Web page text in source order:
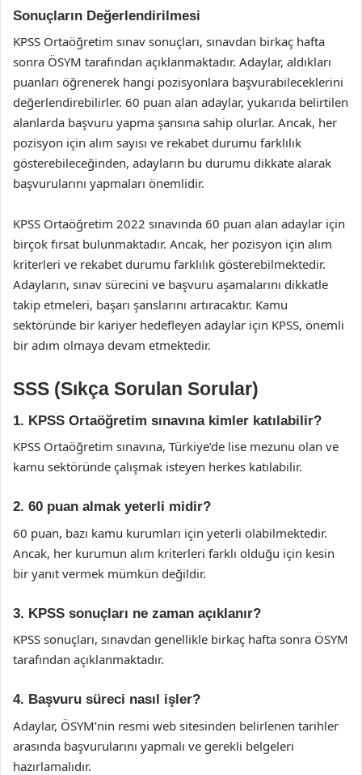
Sonuçların Değerlendirilmesi
KPSS Ortaöğretim sınav sonuçları, sınavdan birkaç hafta
sonra ÖSYM tarafından açıklanmaktadır. Adaylar, aldıkları
puanları öğrenerek hangi pozisyonlara başvurabileceklerini
değerlendirebilirler. 60 puan alan adaylar, yukarıda belirtilen
alanlarda başvuru yapma şansına sahip olurlar. Ancak, her
pozisyon için alım sayısı ve rekabet durumu farklılık
gösterebileceğinden, adayların bu durumu dikkate alarak
başvurularını yapmaları önemlidir.
KPSS Ortaöğretim 2022 sınavında 60 puan alan adaylar için
birçok fırsat bulunmaktadır. Ancak, her pozisyon için alım
kriterleri ve rekabet durumu farklılık gösterebilmektedir.
Adayların, sınav sürecini ve başvuru aşamalarını dikkatle
takip etmeleri, başarı şanslarını artıracaktır. Kamu
sektöründe bir kariyer hedefleyen adaylar için KPSS, önemli
bir adım olmaya devam etmektedir.
SSS (Sıkça Sorulan Sorular)
1. KPSS Ortaöğretim sınavına kimler katılabilir?
KPSS Ortaöğretim sınavına, Türkiye’de lise mezunu olan ve
kamu sektöründe çalışmak isteyen herkes katılabilir.
2. 60 puan almak yeterli midir?
60 puan, bazı kamu kurumları için yeterli olabilmektedir.
Ancak, her kurumun alım kriterleri farklı olduğu için kesin
bir yanıt vermek mümkün değildir.
3. KPSS sonuçları ne zaman açıklanır?
KPSS sonuçları, sınavdan genellikle birkaç hafta sonra ÖSYM
tarafından açıklanmaktadır.
4. Başvuru süreci nasıl işler?
Adaylar, ÖSYM’nin resmi web sitesinden belirlenen tarihler
arasında başvurularını yapmalı ve gerekli belgeleri
hazırlamalıdır.